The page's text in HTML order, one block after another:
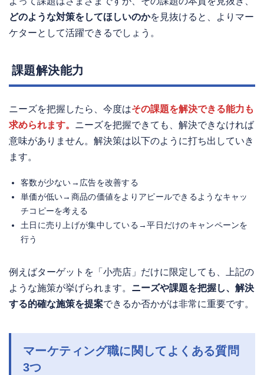
どのような対策をしてほしいのかを見抜けると、よりマー
ケターとして活躍できるでしょう。
課題解決能力
ニーズを把握したら、今度はその課題を解決できる能力も
求められます。 ニーズを把握できても、解決できなければ
意味がありません。解決策は以下のように打ち出していき
ます。
客数が少ない→広告を改善する
単価が低い→商品の価値をよりアピールできるようなキャッ
チコピーを考える
土日に売り上げが集中している→平日だけのキャンペーンを
行う
例えばターゲットを「小売店」だけに限定しても、上記の
ような施策が挙げられます。 ニーズや課題を把握し、解決
する的確な施策を提案できるか否かがは非常に重要です。
マーケティング職に関してよくある質問
3つ